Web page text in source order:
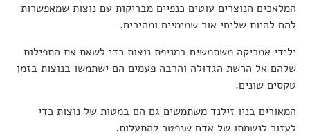
המלאכים הנוצרים עוטים כנפיים מבריקות עם נוצות שמאפשרות
להם להיות שליחי אור שמימיים ומהירים.
ילידי אמריקה משתמשים במניפת נוצות כדי לשאת את התפילות
שלהם אל הרשת הגדולה והרבה פעמים הם ישתמשו בנוצות בזמן
טקסים שונים.
המאורים בניו זילנד משתמשים גם הם במטות של נוצות כדי
לעזור לנשמתו של אדם שנפטר להתעלות.